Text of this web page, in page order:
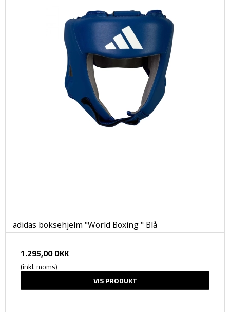
adidas boksehjelm "World Boxing " Blå
1.295,00 DKK
(inkl. moms)
VIS PRODUKT